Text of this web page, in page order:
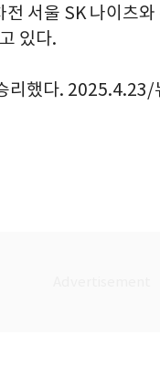
서울 SK 나이츠
있다.
리했다. 2025.4.23/